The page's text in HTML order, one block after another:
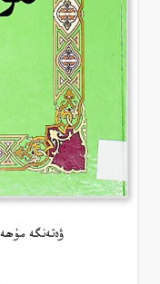
ۋەتەنگە